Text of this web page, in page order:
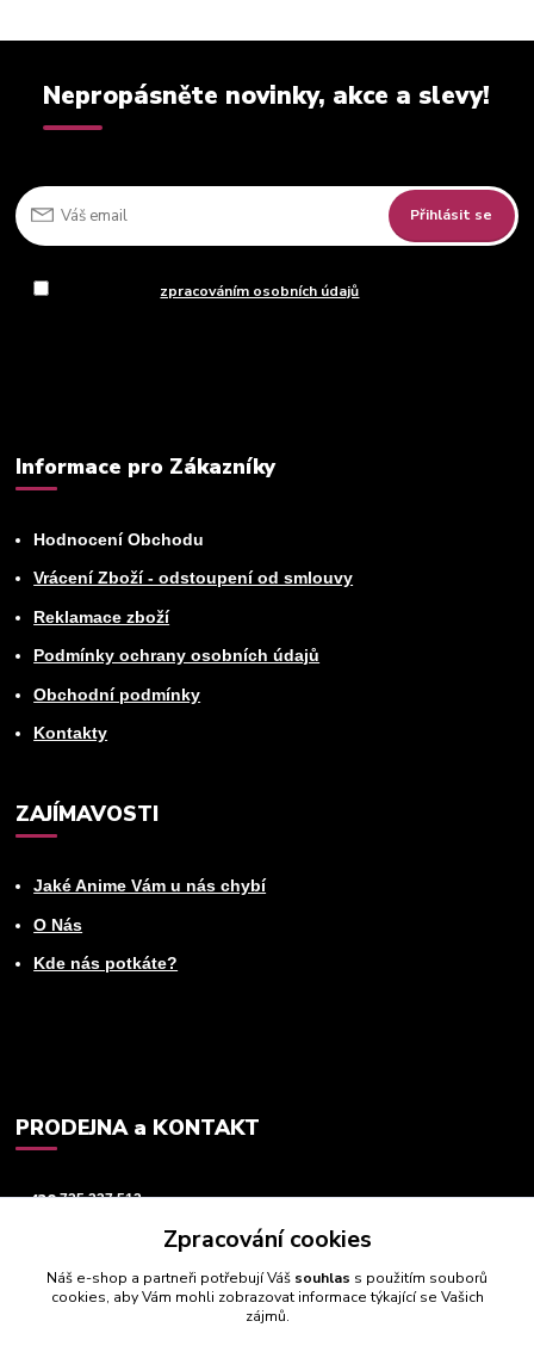
Nepropásněte novinky, akce a slevy!
Přihlásit se
zpracováním osobních údajů
Informace pro Zákazníky
Hodnocení Obchodu
Vrácení Zboží - odstoupení od smlouvy
Reklamace zboží
Podmínky ochrany osobních údajů
Obchodní podmínky
Kontakty
ZAJÍMAVOSTI
Jaké Anime Vám u nás chybí
O Nás
Kde nás potkáte?
PRODEJNA a KONTAKT
+420725 237 512
Zpracování cookies
Náš e-shop a partneři potřebují Váš souhlas s použitím souborů
cookies, aby Vám mohli zobrazovat informace týkající se Vašich
zájmů.